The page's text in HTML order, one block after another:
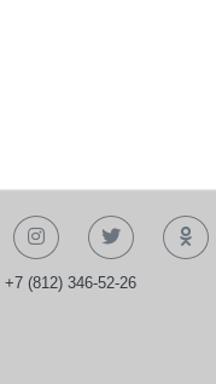
+7 (812) 346-52-26